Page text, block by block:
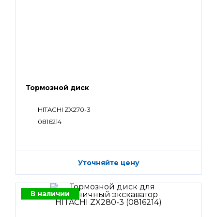
Тормозной диск
HITACHI ZX270-3
0816214
Уточняйте цену
В наличии